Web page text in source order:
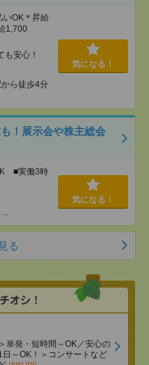
OK＊昇給
1,700
安心！
ら徒歩4分
気になる！
！展示会や株主総会
■実働3時
…
気になる！
る
単発・短時間～OK／安心の
～OK！＞コンサートなど